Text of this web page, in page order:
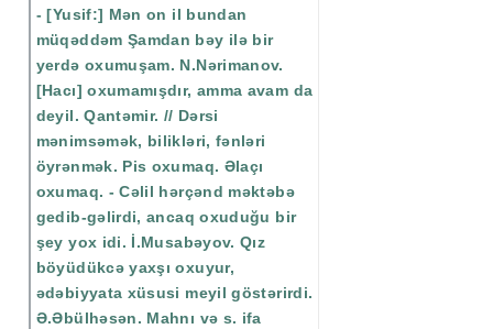
- [Yusif:] Mən on il bundan
müqəddəm Şamdan bəy ilə bir
yerdə oxumuşam. N.Nərimanov.
[Hacı] oxumamışdır, amma avam da
deyil. Qantəmir. // Dərsi
mənimsəmək, bilikləri, fənləri
öyrənmək. Pis oxumaq. Əlaçı
oxumaq. - Cəlil hərçənd məktəbə
gedib-gəlirdi, ancaq oxuduğu bir
şey yox idi. İ.Musabəyov. Qız
böyüdükcə yaxşı oxuyur,
ədəbiyyata xüsusi meyil göstərirdi.
Ə.Əbülhəsən. Mahnı və s. ifa